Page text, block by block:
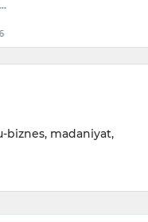
biznes, madaniyat,